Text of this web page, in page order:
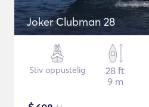
Joker Clubman 28
Stiv oppustelig
28 ft
9 m